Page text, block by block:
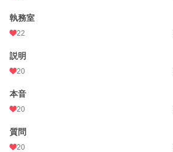
執務室
22
説明
20
本音
20
質問
20